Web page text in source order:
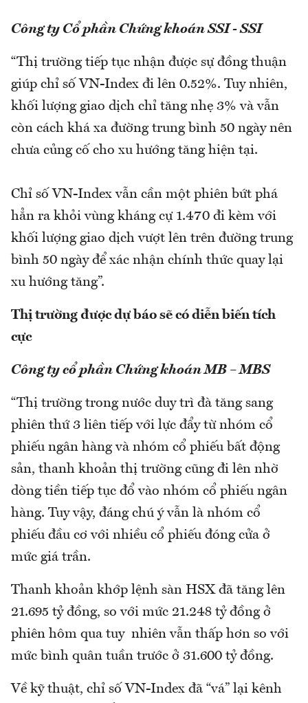
Công ty Cổ phần Chứng khoán SSI - SSI
“Thị trường tiếp tục nhận được sự đồng thuận
giúp chỉ số VN-Index đi lên 0.52%. Tuy nhiên,
khối lượng giao dịch chỉ tăng nhẹ 3% và vẫn
còn cách khá xa đường trung bình 50 ngày nên
chưa củng cố cho xu hướng tăng hiện tại.
Chỉ số VN-Index vẫn cần một phiên bứt phá
hẳn ra khỏi vùng kháng cự 1.470 đi kèm với
khối lượng giao dịch vượt lên trên đường trung
bình 50 ngày để xác nhận chính thức quay lại
xu hướng tăng”.
Thị trường được dự báo sẽ có diễn biến tích
cực
Công ty cổ phần Chứng khoán MB – MBS
“Thị trường trong nước duy trì đà tăng sang
phiên thứ 3 liên tiếp với lực đẩy từ nhóm cổ
phiếu ngân hàng và nhóm cổ phiếu bất động
sản, thanh khoản thị trường cũng đi lên nhờ
dòng tiền tiếp tục đổ vào nhóm cổ phiếu ngân
hàng. Tuy vậy, đáng chú ý vẫn là nhóm cổ
phiếu đầu cơ với nhiều cổ phiếu đóng cửa ở
mức giá trần.
Thanh khoản khớp lệnh sàn HSX đã tăng lên
21.695 tỷ đồng, so với mức 21.248 tỷ đồng ở
phiên hôm qua tuy nhiên vẫn thấp hơn so với
mức bình quân tuần trước ở 31.600 tỷ đồng.
Về kỹ thuật, chỉ số VN-Index đã “vá” lại kênh